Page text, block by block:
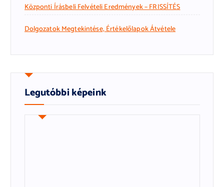
Központi Írásbeli Felvételi Eredmények – FRISSÍTÉS
Dolgozatok Megtekintése, Értékelőlapok Átvétele
Legutóbbi képeink